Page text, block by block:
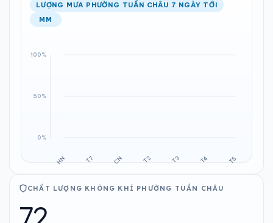
LƯỢNG MƯA PHƯỜNG TUẦN CHÂU 7 NGÀY TỚI
MM
CHẤT LƯỢNG KHÔNG KHÍ PHƯỜNG TUẦN CHÂU